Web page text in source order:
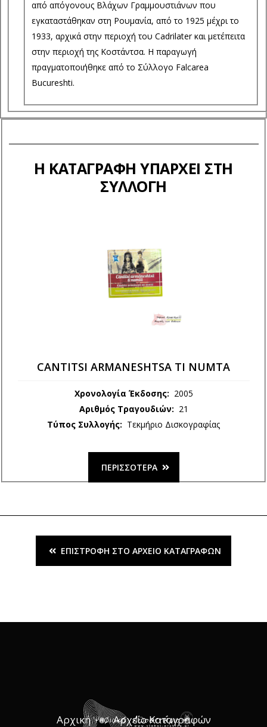
'NA LILICI AROSHI
Αρχική Αρχείο Καταγραφών
από απόγονους Βλάχων Γραμμουστιάνων που
εγκαταστάθηκαν στη Ρουμανία, από το 1925 μέχρι το
1933, αρχικά στην περιοχή του Cadrilater και μετέπειτα
στην περιοχή της Κοστάντσα. Η παραγωγή
πραγματοποιήθηκε από το Σύλλογο Falcarea
Bucureshti.
Η ΚΑΤΑΓΡΑΦΉ ΥΠΆΡΧΕΙ ΣΤΗ
ΣΥΛΛΟΓΉ
CANTITSI ARMANESHTSA TI NUMTA
Χρονολογία Έκδοσης: 2005
Αριθμός Τραγουδιών: 21
Τύπος Συλλογής: Τεκμήριο Δισκογραφίας
ΠΕΡΙΣΣΌΤΕΡΑ
ΕΠΙΣΤΡΟΦΉ ΣΤΟ ΑΡΧΕΊΟ ΚΑΤΑΓΡΑΦΏΝ